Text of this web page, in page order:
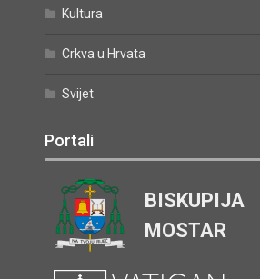
Kultura
Crkva u Hrvata
Svijet
Portali
BISKUPIJA
MOSTAR